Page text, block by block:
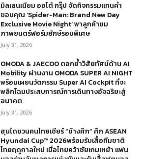
มิลเลนเนียม ออโต้ กรุ๊ป จัดกิจกรรมแทนคำ
ขอบคุณ ‘Spider-Man: Brand New Day
Exclusive Movie Night’ พาลูกค้าชม
ภาพยนตร์ฟอร์มยักษ์รอบพิเศษ
July 31, 2026
OMODA & JAECOO ตอกย้ำวิสัยทัศน์ด้าน AI
Mobility ผ่านงาน OMODA SUPER AI NIGHT
พร้อมเผยนวัตกรรม Super AI Cockpit ที่จะ
พลิกโฉมประสบการณ์การเดินทางอัจฉริยะสู่
อนาคต
July 31, 2026
ฮุนไดชวนคนไทยเชียร์ “ช้างศึก” ศึก ASEAN
Hyundai Cup™ 2026พร้อมรับเสื้อทีมชาติ
ไทยฤดูกาลใหม่ เมื่อไทยคว้าชัยเกมเหย้า แฟน